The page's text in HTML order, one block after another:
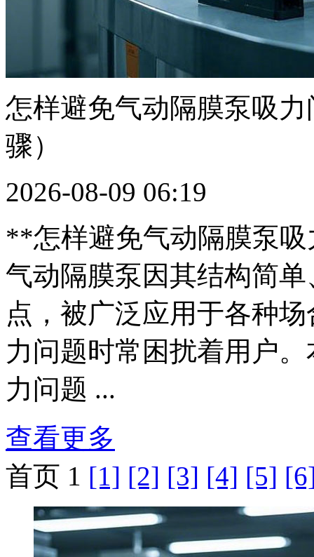
怎样避免气动隔膜泵吸
骤）
2026-08-09 06:19
**怎样避免气动隔膜泵
气动隔膜泵因其结构简
点，被广泛应用于各种
力问题时常困扰着用户
力问题 ...
查看更多
首页 1 [1] [2] [3] [4] [5]